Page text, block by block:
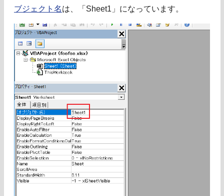
ブジェクト名は、「Sheet1」になっています。